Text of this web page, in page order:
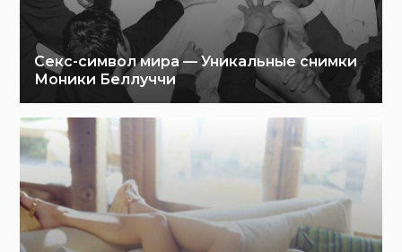
Секс-символ мира — Уникальные снимки
Моники Беллуччи